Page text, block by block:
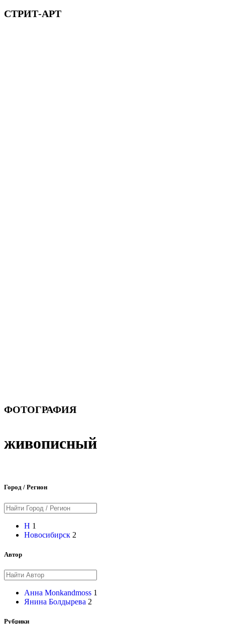
СТРИТ-АРТ
ФОТОГРАФИЯ
живописный
Город / Регион
Н 1
Новосибирск 2
Автор
Анна Monkandmoss 1
Янина Болдырева 2
Рубрики